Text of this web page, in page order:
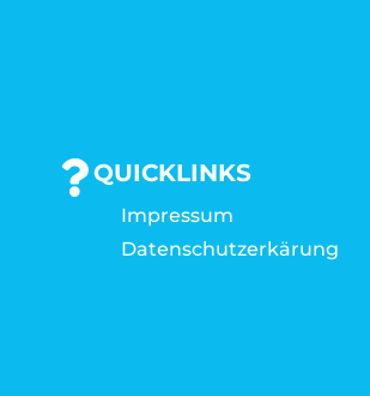
QUICKLINKS
Impressum
Datenschutzerkärung